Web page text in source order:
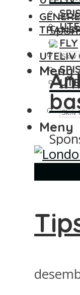
Meny
FLY
UTELIV
Meny